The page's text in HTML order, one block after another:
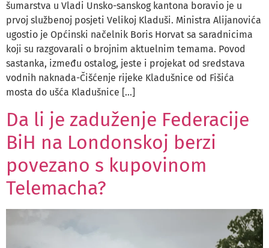
šumarstva u Vladi Unsko-sanskog kantona boravio je u
prvoj službenoj posjeti Velikoj Kladuši. Ministra Alijanovića
ugostio je Općinski načelnik Boris Horvat sa saradnicima
koji su razgovarali o brojnim aktuelnim temama. Povod
sastanka, između ostalog, jeste i projekat od sredstava
vodnih naknada-Čišćenje rijeke Kladušnice od Fišića
mosta do ušća Kladušnice […]
Da li je zaduženje Federacije
BiH na Londonskoj berzi
povezano s kupovinom
Telemacha?